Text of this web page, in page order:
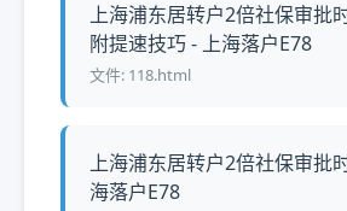
上海浦东居转户2倍社保审批
附提速技巧 - 上海落户E78
文件: 118.html
上海浦东居转户2倍社保审批
海落户E78